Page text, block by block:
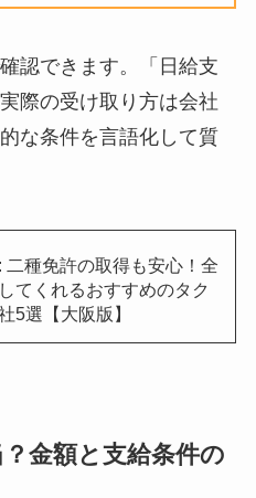
認できます。「日給支
際の受け取り方は会社
な条件を言語化して質
二種免許の取得も安心！全
てくれるおすすめのタク
5選【大阪版】
金額と支給条件の